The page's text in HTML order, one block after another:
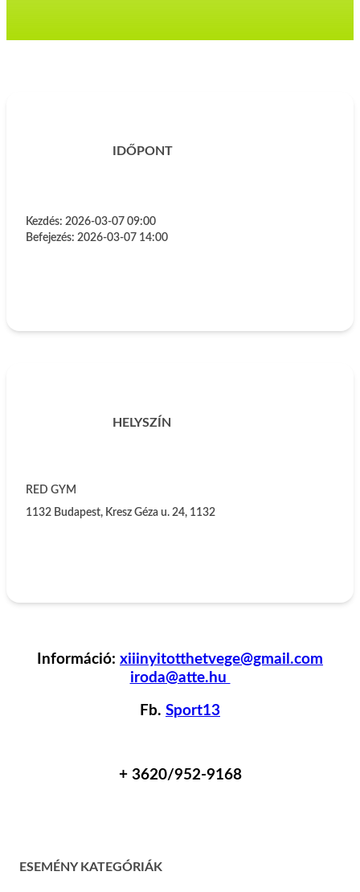
IDŐPONT
Kezdés: 2026-03-07 09:00
Befejezés: 2026-03-07 14:00
HELYSZÍN
RED GYM
1132 Budapest, Kresz Géza u. 24, 1132
Információ: xiiinyitotthetvege@gmail.com
iroda@atte.hu
Fb. Sport13
+ 3620/952-9168
ESEMÉNY KATEGÓRIÁK